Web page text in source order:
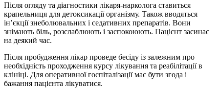
Після огляду та діагностики лікаря-нарколога ставиться
крапельниця для детоксикації організму. Також вводяться
ін’єкції знеболювальних і седативних препаратів. Вони
знімають біль, розслаблюють і заспокоюють. Пацієнт засинає
на деякий час.
Після пробудження лікар проведе бесіду із залежним про
необхідність проходження курсу лікування та реабілітації в
клініці. Для оперативної госпіталізації має бути згода і
бажання пацієнта лікуватися.